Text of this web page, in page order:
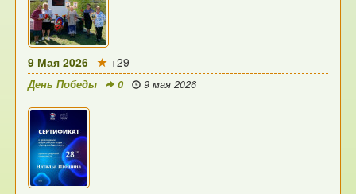
9 Мая 2026 +29
День Победы 0 9 мая 2026